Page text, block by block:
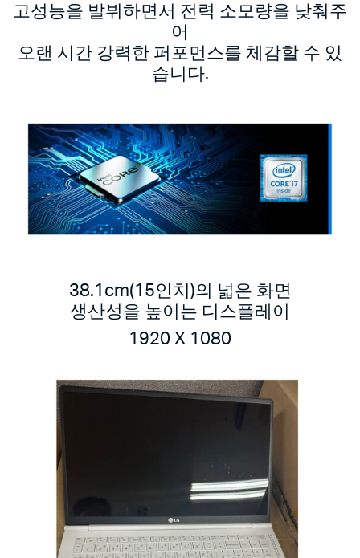
고성능을 발뷔하면서 전력 소모량을 낮춰주
어
오랜 시간 강력한 퍼포먼스를 체감할 수 있
습니다.
38.1cm(15인치)의 넓은 화면
생산성을 높이는 디스플레이
1920 X 1080